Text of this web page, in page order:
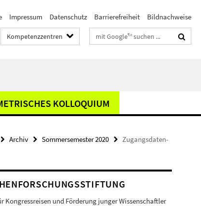
Impressum Datenschutz Barrierefreiheit Bildnachweise
Kompetenzzentren Suchbegriffe
KOLLOQUIUM
Archiv Sommersemester 2020
Zugangsdaten-
Kongressreisen und Förderung junger Wissenschaftler